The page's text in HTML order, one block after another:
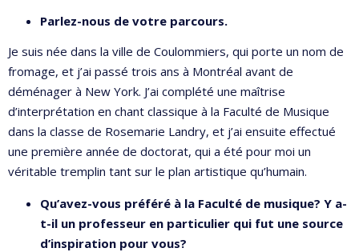
Parlez-nous de votre parcours.
Je suis née dans la ville de Coulommiers, qui porte un nom de
fromage, et j’ai passé trois ans à Montréal avant de
déménager à New York. J’ai complété une maîtrise
d’interprétation en chant classique à la Faculté de Musique
dans la classe de Rosemarie Landry, et j’ai ensuite effectué
une première année de doctorat, qui a été pour moi un
véritable tremplin tant sur le plan artistique qu’humain.
Qu’avez-vous préféré à la Faculté de musique? Y a-
t-il un professeur en particulier qui fut une source
d’inspiration pour vous?